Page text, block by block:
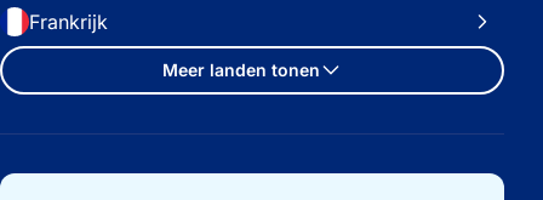
Frankrijk
Meer landen tonen
Belangrijke links